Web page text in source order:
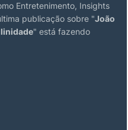
Entretenimento, Insights
publicação sobre "João
" está fazendo